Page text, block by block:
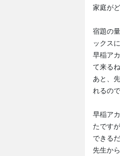
家庭が
宿題の
ックス
早稲ア
て来る
あと、
れるの
早稲ア
たです
できる
先生か